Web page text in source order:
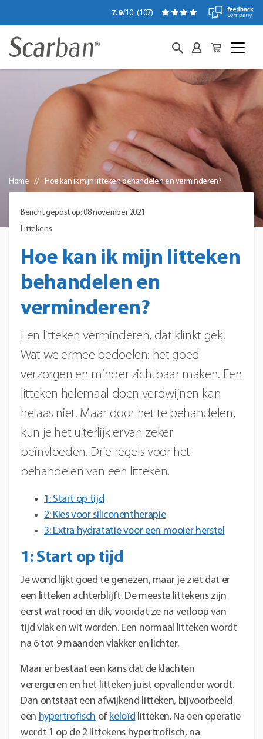
7.9/10 (107)
Home Hoe kan ik mijn litteken behandelen en verminderen?
Bericht gepost op: 08 november 2021
Littekens
Hoe kan ik mijn litteken
behandelen en
verminderen?
Een litteken verminderen, dat klinkt gek.
Wat we ermee bedoelen: het goed
verzorgen en minder zichtbaar maken. Een
litteken helemaal doen verdwijnen kan
helaas niet. Maar door het te behandelen,
kun je het uiterlijk ervan zeker
beïnvloeden. Drie regels voor het
behandelen van een litteken.
1: Start op tijd
2: Kies voor siliconentherapie
3: Extra hydratatie voor een mooier herstel
1: Start op tijd
Je wond lijkt goed te genezen, maar je ziet dat er
een litteken achterblijft. De meeste littekens zijn
eerst wat rood en dik, voordat ze na verloop van
tijd vlak en wit worden. Een normaal litteken wordt
na 6 tot 9 maanden vlakker en lichter.
Maar er bestaat een kans dat de klachten
verergeren en het litteken juist opvallender wordt.
Dan ontstaat een afwijkend litteken, bijvoorbeeld
een hypertrofisch of keloïd litteken. Na een operatie
wordt 1 op de 2 littekens hypertrofisch, na